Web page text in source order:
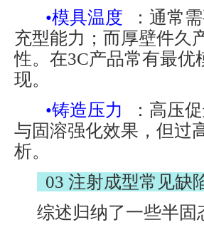
•模具温度
：通常
充型能力；而厚壁件久
性。在3C产品常有最优
现。
•铸造压力
：高压
与固溶强化效果，但过
析。
03 注射成型常见缺
综述归纳了一些半